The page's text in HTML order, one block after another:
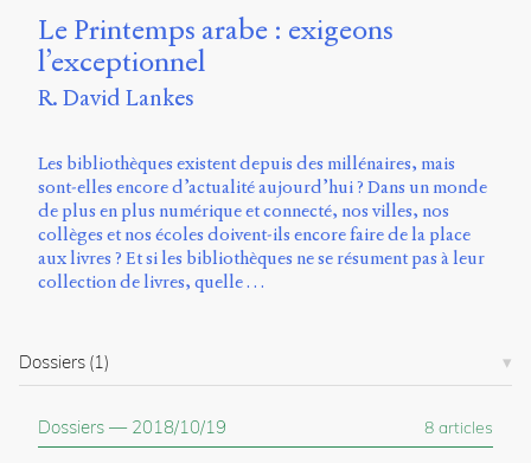
Le Printemps arabe : exigeons
l’exceptionnel
R. David Lankes
Les bibliothèques existent depuis des millénaires, mais
sont-elles encore d’actualité aujourd’hui ? Dans un monde
de plus en plus numérique et connecté, nos villes, nos
collèges et nos écoles doivent-ils encore faire de la place
aux livres ? Et si les bibliothèques ne se résument pas à leur
collection de livres, quelle …
Dossiers (1)
Dossiers — 2018/10/19 8 articles